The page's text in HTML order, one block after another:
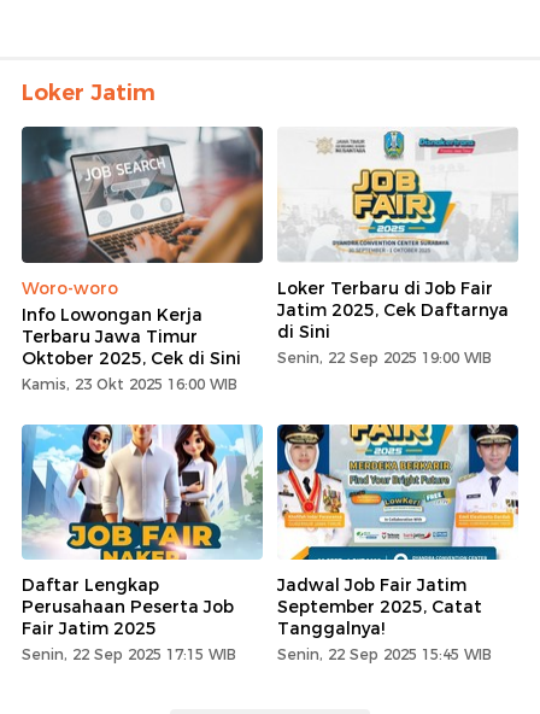
Loker Jatim
Woro-woro
Info Lowongan Kerja
Terbaru Jawa Timur
Oktober 2025, Cek di Sini
Kamis, 23 Okt 2025 16:00 WIB
Loker Terbaru di Job Fair
Jatim 2025, Cek Daftarnya
di Sini
Senin, 22 Sep 2025 19:00 WIB
Daftar Lengkap
Perusahaan Peserta Job
Fair Jatim 2025
Senin, 22 Sep 2025 17:15 WIB
Jadwal Job Fair Jatim
September 2025, Catat
Tanggalnya!
Senin, 22 Sep 2025 15:45 WIB